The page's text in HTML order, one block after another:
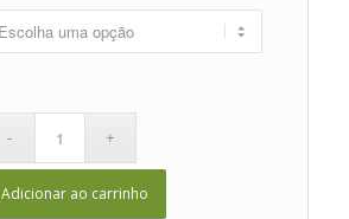
Adicionar ao carrinho